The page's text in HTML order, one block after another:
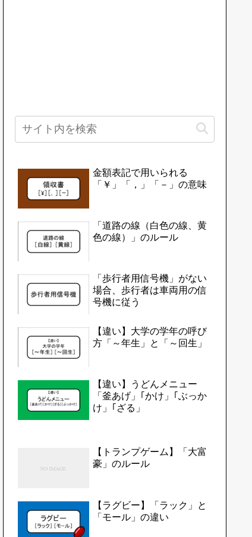
金額表記で用いられる
「￥」「，」「－」の意味
「道路の線（白色の線、黄
色の線）」のルール
「歩行者用信号機」がない
場合、歩行者は車両用の信
号機に従う
【違い】大学の学年の呼び
方「～年生」と「～回生」
【違い】うどんメニュー
「釜あげ」｢かけ」｢ぶっか
け」｢ざる」
【トランプゲーム】「大富
豪」のルール
【ラグビー】「ラック」と
「モール」の違い